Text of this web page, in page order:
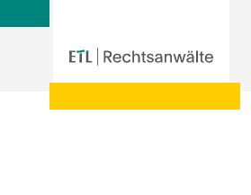
European Trademark Attorney,